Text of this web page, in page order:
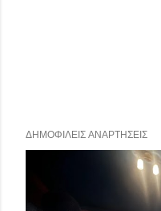
ΔΗΜΟΦΙΛΕΊΣ ΑΝΑΡΤΉΣΕΙΣ